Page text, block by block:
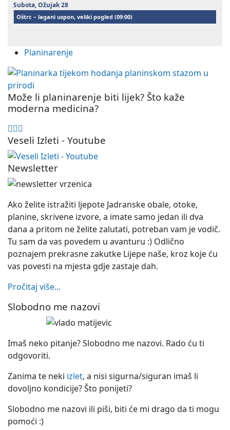
Subota,Ožujak28
Oštrc – lagani uspon, veliki pogled (09:00)
Planinarenje
Može li planinarenje biti lijek? Što kaže
moderna medicina?
Veseli Izleti - Youtube
Newsletter
Ako želite istražiti ljepote Jadranske obale, otoke,
planine, skrivene izvore, a imate samo jedan ili dva
dana a pritom ne želite zalutati, potreban vam je vodič.
Tu sam da vas povedem u avanturu :) Odlično
poznajem prekrasne zakutke Lijepe naše, kroz koje ću
vas povesti na mjesta gdje zastaje dah.
Pročitaj više...
Slobodno me nazovi
Imaš neko pitanje? Slobodno me nazovi. Rado ću ti
odgovoriti.
Zanima te neki izlet, a nisi sigurna/siguran imaš li
dovoljno kondicije? Što ponijeti?
Slobodno me nazovi ili piši, biti će mi drago da ti mogu
pomoći :)